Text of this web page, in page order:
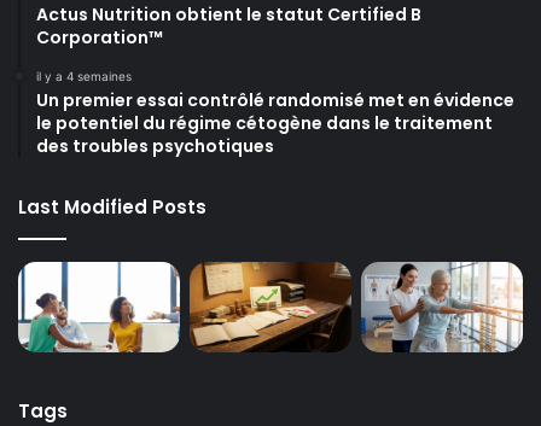
Actus Nutrition obtient le statut Certified B
Corporation™
il y a 4 semaines
Un premier essai contrôlé randomisé met en évidence
le potentiel du régime cétogène dans le traitement
des troubles psychotiques
Last Modified Posts
Tags